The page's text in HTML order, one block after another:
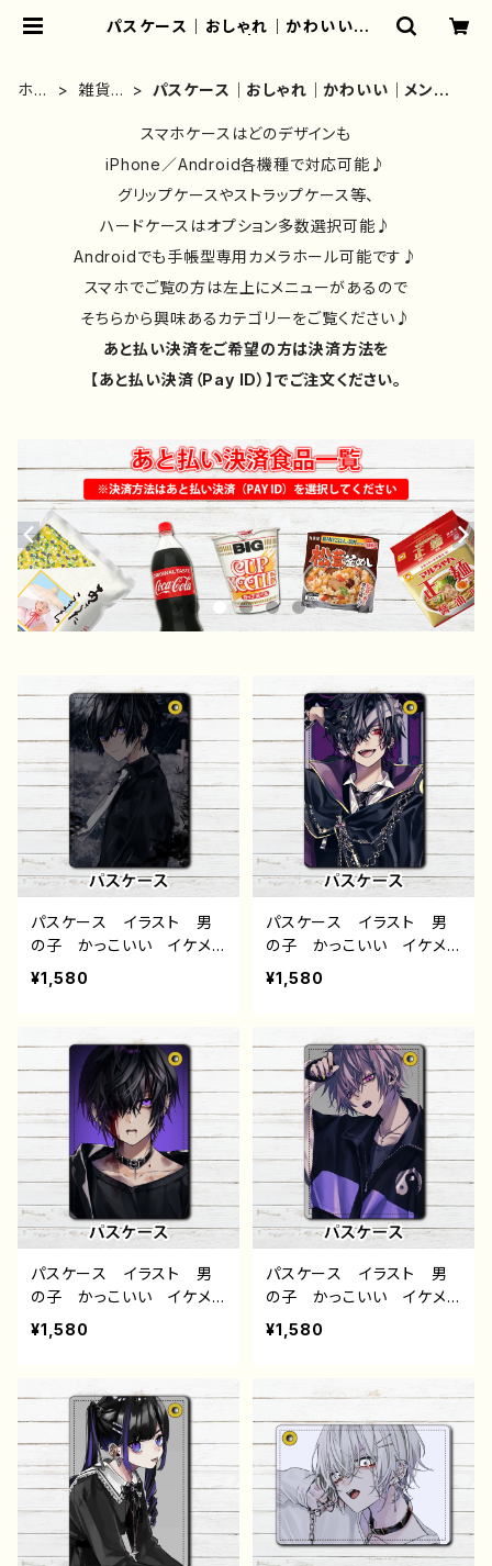
パスケース｜おしゃれ｜かわいい｜メ
ストレーター/グッズ/人気/後払い/通
販｜雑貨屋アリうさ
ホー
雑貨類
パスケース｜おしゃれ｜かわいい｜メンズ
スマホケースはどのデザインも
iPhone／Android各機種で対応可能♪
グリップケースやストラップケース等、
ハードケースはオプション多数選択可能♪
Androidでも手帳型専用カメラホール可能です♪
スマホでご覧の方は左上にメニューがあるので
そちらから興味あるカテゴリーをご覧ください♪
あと払い決済をご希望の方は決済方法を
【あと払い決済（Pay ID）】でご注文ください。
パスケース イラスト 男
の子 かっこいい イケメ
ン おしゃれ クール エ
モい 病みかわいい メン
アス スーツ ネクタイ
メンズ レディース おすす
め 人気 個性的 クリエ
イター イラストレーター
絵師 オリジナル デザイ
ン グッズ タイトル：黒野
京 デザイン37 作：黒野京
¥1,580
パスケース イラスト 男
の子 かっこいい イケメ
ン おしゃれ クール エ
モい 病みかわいい メン
アス スーツ ネクタイ
メンズ レディース おすす
め 人気 個性的 クリエ
イター イラストレーター
絵師 オリジナル デザイ
ン グッズ タイトル：黒野
京 デザイン38 作：黒野京
¥1,580
パスケース イラスト 男
の子 かっこいい イケメ
ン おしゃれ クール エ
モい 病みかわいい メン
アス 少年 メンズ レデ
ィース おすすめ 人気
個性的 クリエイター イ
ラストレーター 絵師 オ
リジナル デザイン グッ
ズ タイトル：黒野京 デザイ
ン39 作：黒野京
¥1,580
パスケース イラスト 男
の子 かっこいい イケメ
ン クール おしゃれ エ
モい 病みかわいい メン
メンズ レディース おすす
イター イラストレーター
絵師 オリジナル デザイ
ン グッズ タイトル：黒野
京 デザイン40 作：黒野京
¥1,580